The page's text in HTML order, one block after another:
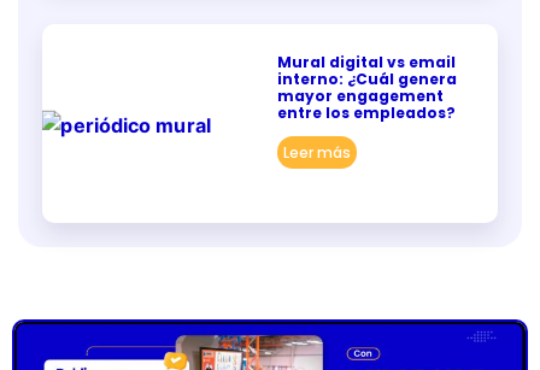
Mural digital vs email
interno: ¿Cuál genera
mayor engagement
entre los empleados?
Leer más